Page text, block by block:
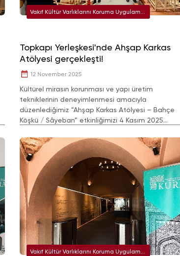
Vakıf Kültür Varlıklarını Koruma Uygulama
Topkapı Yerleşkesi'nde Ahşap Karkas
Atölyesi gerçekleşti!
12 November 2025
Kültürel mirasın korunması ve yapı üretim
tekniklerinin deneyimlenmesi amacıyla
düzenlediğimiz “Ahşap Karkas Atölyesi – Bahçe
Köşkü / Sâyeban” etkinliğimizi 4 Kasım 2025
Vakıf Kültür Varlıklarını Koruma Uygulama